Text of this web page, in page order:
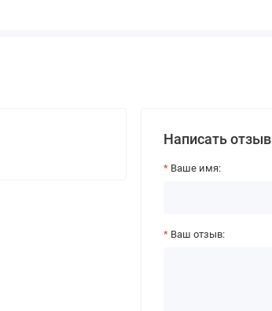
Написать отзыв
Ваше имя:
Ваш отзыв: